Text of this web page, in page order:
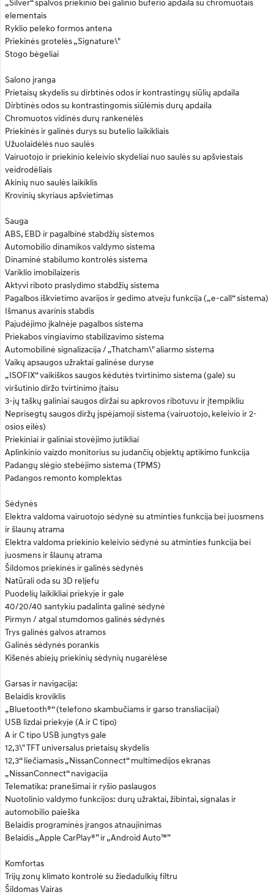
elementais
Ryklio peleko formos antena
Priekinės grotelės „Signature\"
Stogo bėgeliai
Salono įranga
Prietaisų skydelis su dirbtinės odos ir kontrastingų siūlių apdaila
Dirbtinės odos su kontrastingomis siūlėmis durų apdaila
Chromuotos vidinės durų rankenėlės
Priekinės ir galinės durys su butelio laikikliais
Užuolaidėlės nuo saulės
Vairuotojo ir priekinio keleivio skydeliai nuo saulės su apšviestais
veidrodėliais
Akinių nuo saulės laikiklis
Krovinių skyriaus apšvietimas
Sauga
ABS, EBD ir pagalbinė stabdžių sistemos
Automobilio dinamikos valdymo sistema
Dinaminė stabilumo kontrolės sistema
Variklio imobilaizeris
Aktyvi riboto praslydimo stabdžių sistema
Pagalbos iškvietimo avarijos ir gedimo atveju funkcija („e-call“ sistema)
Išmanus avarinis stabdis
Pajudėjimo įkalnėje pagalbos sistema
Priekabos vingiavimo stabilizavimo sistema
Automobilinė signalizacija / „Thatcham\" aliarmo sistema
Vaikų apsaugos užraktai galinėse duryse
„ISOFIX“ vaikiškos saugos kėdutės tvirtinimo sistema (gale) su
viršutinio diržo tvirtinimo įtaisu
3-jų taškų galiniai saugos diržai su apkrovos ribotuvu ir įtempikliu
Neprisegtų saugos diržų įspėjamoji sistema (vairuotojo, keleivio ir 2-
osios eilės)
Priekiniai ir galiniai stovėjimo jutikliai
Aplinkinio vaizdo monitorius su judančių objektų aptikimo funkcija
Padangų slėgio stebėjimo sistema (TPMS)
Padangos remonto komplektas
Sėdynės
Elektra valdoma vairuotojo sėdynė su atminties funkcija bei juosmens
ir šlaunų atrama
Elektra valdoma priekinio keleivio sėdynė su atminties funkcija bei
juosmens ir šlaunų atrama
Šildomos priekinės ir galinės sėdynės
Natūrali oda su 3D reljefu
Puodelių laikikliai priekyje ir gale
40/20/40 santykiu padalinta galinė sėdynė
Pirmyn / atgal stumdomos galinės sėdynės
Trys galinės galvos atramos
Galinės sėdynės porankis
Kišenės abiejų priekinių sėdynių nugarėlėse
Garsas ir navigacija:
Belaidis kroviklis
„Bluetooth®“ (telefono skambučiams ir garso transliacijai)
USB lizdai priekyje (A ir C tipo)
A ir C tipo USB jungtys gale
12,3\" TFT universalus prietaisų skydelis
12,3“ liečiamasis „NissanConnect“ multimedijos ekranas
„NissanConnect“ navigacija
Telematika: pranešimai ir ryšio paslaugos
Nuotolinio valdymo funkcijos: durų užraktai, žibintai, signalas ir
automobilio paieška
Belaidis programinės įrangos atnaujinimas
Belaidis „Apple CarPlay®” ir „Android Auto™”
Komfortas
Trijų zonų klimato kontrolė su žiedadulkių filtru
Šildomas Vairas